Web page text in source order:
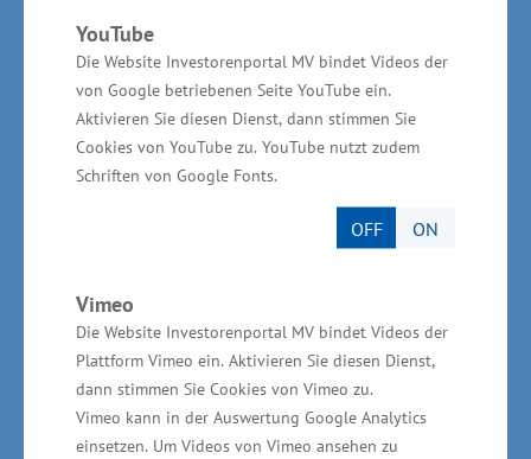
YouTube
Die Website Investorenportal MV bindet Videos der
von Google betriebenen Seite YouTube ein.
Aktivieren Sie diesen Dienst, dann stimmen Sie
Cookies von YouTube zu. YouTube nutzt zudem
Schriften von Google Fonts.
OFF ON
Vimeo
Die Website Investorenportal MV bindet Videos der
Plattform Vimeo ein. Aktivieren Sie diesen Dienst,
dann stimmen Sie Cookies von Vimeo zu.
Vimeo kann in der Auswertung Google Analytics
einsetzen. Um Videos von Vimeo ansehen zu
künftig die Produktionskapazität erweitert
werden. „Mit der Investition und der Schaffung
von neuen Arbeitsplätzen wird das
produzierende Gewerbe im Land weiter
gestärkt“, sagte Glawe. Das produzierende
Gewerbe ist in Mecklenburg-Vorpommern im
vergangenen Jahr um +2,4 Prozent gewachsen.
Wirtschaftsministerium unterstützt vor Ort